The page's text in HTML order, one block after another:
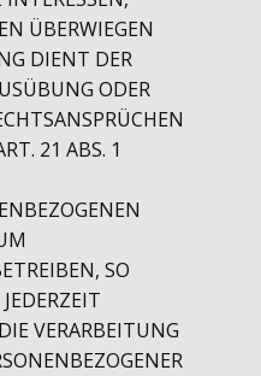
ÜBERWIEGEN
DIENT DER
ODER
21 ABS. 1
SO
VERARBEITUNG